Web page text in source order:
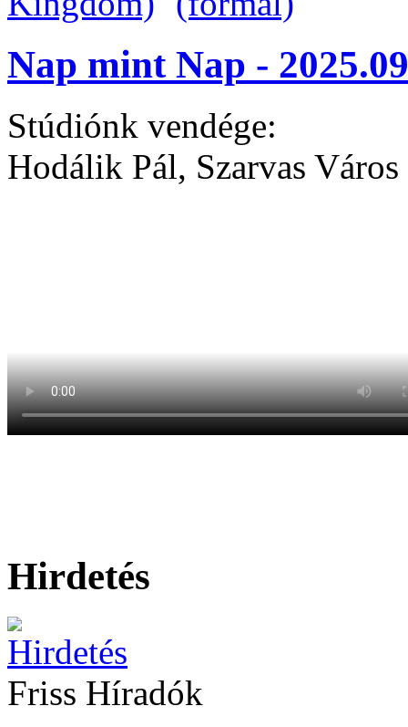
Nap mint Nap -
Stúdiónk vendége:
Hodálik Pál, Szarvas
Hirdetés
Friss Híradók